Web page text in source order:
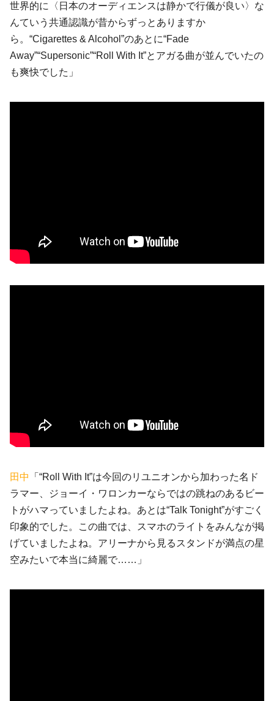
世界的に〈日本のオーディエンスは静かで行儀が良い〉な
んていう共通認識が昔からずっとありますか
ら。“Cigarettes & Alcohol”のあとに“Fade
Away”“Supersonic”“Roll With It”とアガる曲が並んでいたの
も爽快でした」
田中
「“Roll With It”は今回のリユニオンから加わった名ド
ラマー、ジョーイ・ワロンカーならではの跳ねのあるビー
トがハマっていましたよね。あとは“Talk Tonight”がすごく
印象的でした。この曲では、スマホのライトをみんなが掲
げていましたよね。アリーナから見るスタンドが満点の星
空みたいで本当に綺麗で……」